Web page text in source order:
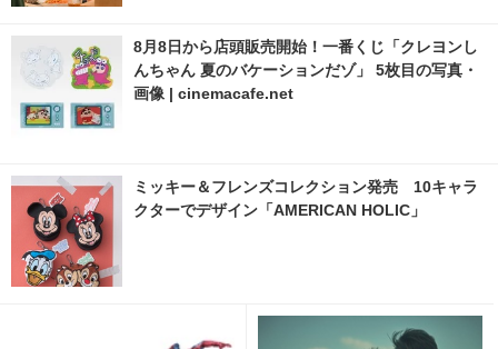
8月8日から店頭販売開始！一番くじ「クレヨンし
んちゃん 夏のバケーションだゾ」 5枚目の写真・
画像 | cinemacafe.net
ミッキー＆フレンズコレクション発売 10キャラ
クターでデザイン「AMERICAN HOLIC」